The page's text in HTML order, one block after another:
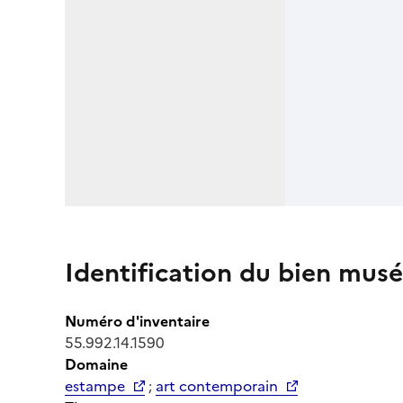
Identification du bien
Numéro d'inventaire
55.992.14.1590
Domaine
estampe
; art contemporain